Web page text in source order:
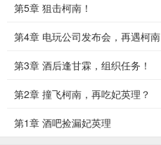
第5章 狙击柯南！
第4章 电玩公司发布会，再遇柯南
第3章 酒后逢甘霖，组织任务！
第2章 撞飞柯南，再吃妃英理？
第1章 酒吧捡漏妃英理